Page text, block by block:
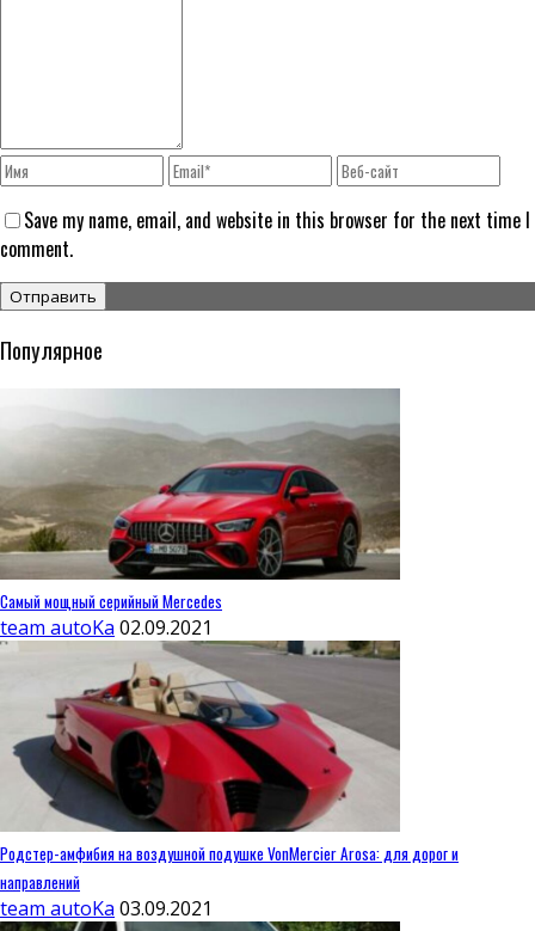
Save my name, email, and website in this browser for the next time I
comment.
Популярное
Самый мощный серийный Mercedes
team autoKa 02.09.2021
Родстер-амфибия на воздушной подушке VonMercier Arosa: для дорог и
направлений
team autoKa 03.09.2021